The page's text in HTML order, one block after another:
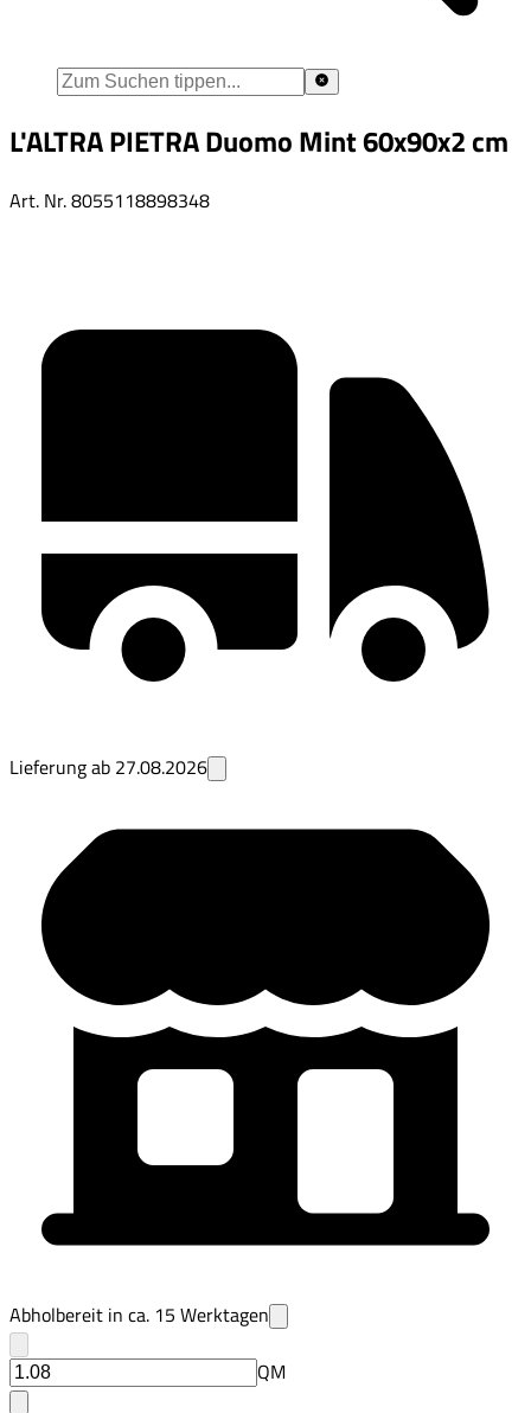
L'ALTRA PIETRA Duomo Mint 60x90x2 cm
Art. Nr.8055118898348
Lieferung ab 27.08.2026
Abholbereit in ca. 15 Werktagen
QM